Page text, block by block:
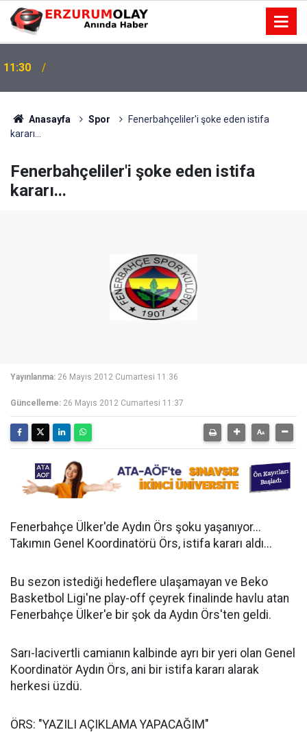
11:30
Anasayfa Spor
Fenerbahçeliler'i şoke eden istifa
kararı...
Fenerbahçeliler'i şoke eden istifa
kararı...
Yayınlanma: 26 Mayıs 2012 Cumartesi 11:36
Güncelleme: 26 Mayıs 2012 Cumartesi 11:37
Fenerbahçe Ülker'de Aydın Örs şoku yaşanıyor...
Takımın Genel Koordinatörü Örs, istifa kararı aldı...
Bu sezon istediği hedeflere ulaşamayan ve Beko
Basketbol Ligi'ne play-off çeyrek finalinde havlu atan
Fenerbahçe Ülker'e bir şok da Aydın Örs'ten geldi.
Sarı-lacivertli camianın kalbinde ayrı bir yeri olan Genel
Koordinatör Aydın Örs, ani bir istifa kararı alarak
herkesi üzdü.
ÖRS: "YAZILI AÇIKLAMA YAPACAĞIM"